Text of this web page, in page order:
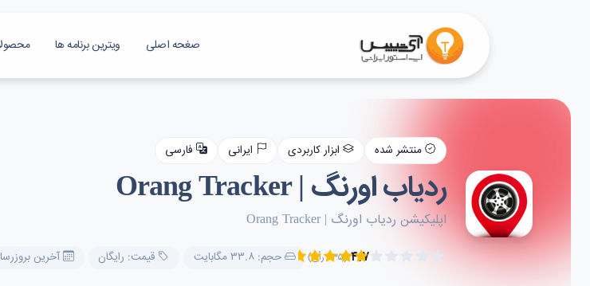
صغحه اصلی ویترین برنامه ها
منتشر شده ابزار کاربردی ایرانی فارسی
ردیاب اورنگ | Orang Tracker
اپلیکیشن ردیاب اورنگ | Orang Tracker
۴.۷ (۲۳۵ رأی) حجم: ۳۳.۸ مگابایت قیمت: رایگان آخرین بروزرسانی: